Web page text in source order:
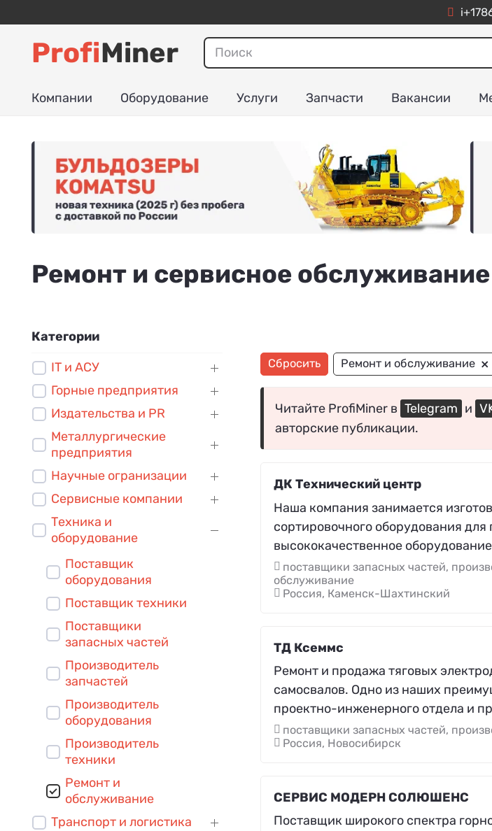
ProfiMiner
Компании Оборудование Услуги Запчасти Вакансии
Ремонт и сервисное
Категории
IT и АСУ
Горные предприятия
Издательства и PR
Металлургические
предприятия
Научные огранизации
Сервисные компании
Техника и
оборудование
Поставщик
оборудования
Поставщик техники
Поставщики
запасных частей
Производитель
запчастей
Производитель
оборудования
Производитель
техники
Ремонт и
обслуживание
Транспорт и логистика
Сбросить Ремонт и обслуживание ×
Читайте ProfiMiner в Telegram и
авторские публикации.
ДК Технический центр
Наша компания занимается
сортировочного оборудования
высококачественное
поставщики запасных частей,
обслуживание
Россия, Каменск-Шахтинский
ТД Ксеммс
Ремонт и продажа тяговых
самосвалов. Одно из наших
проектно-инженерного отдела и
поставщики запасных частей,
Россия, Новосибирск
СЕРВИС МОДЕРН СОЛЮШЕНС
Поставщик широкого спектра